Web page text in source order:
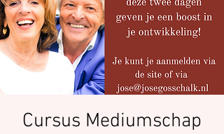
Cursus Mediumschap